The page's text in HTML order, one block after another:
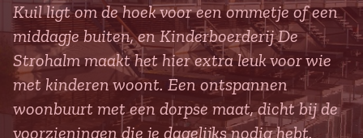
Kuil ligt om de hoek voor een ommetje of een
middagje buiten, en Kinderboerderij De
Strohalm maakt het hier extra leuk voor wie
met kinderen woont. Een ontspannen
woonbuurt met een dorpse maat, dicht bij de
voorzieningen die je dagelijks nodig hebt.